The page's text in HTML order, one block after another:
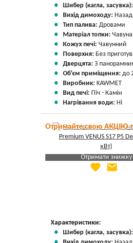
Шибер (кагла,
Вихід димоходу:
Тип палива: Дровами
Матеріал топки: Чавуна
Кожух печі: Чавунний
Поверхня: Без
Дверцята: З
Об'єм приміщення: до
Виробник: KAWMET
Вид печі: Піч - Камін
Нагрівання води: Ні
Отримайте свою АКЦІЮ
Отримати знижку
Яка Ваша ціна
favorite email
Характеристики:
Шибер (кагла,